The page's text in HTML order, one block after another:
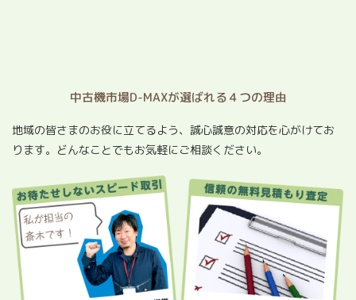
中古機市場D-MAXが選ばれる４つの理由
地域の皆さまのお役に立てるよう、誠心誠意の対応を心がけてお
ります。どんなことでもお気軽にご相談ください。